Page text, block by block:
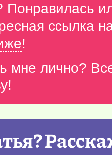
Понравилась
ссылка
!
мне лично?